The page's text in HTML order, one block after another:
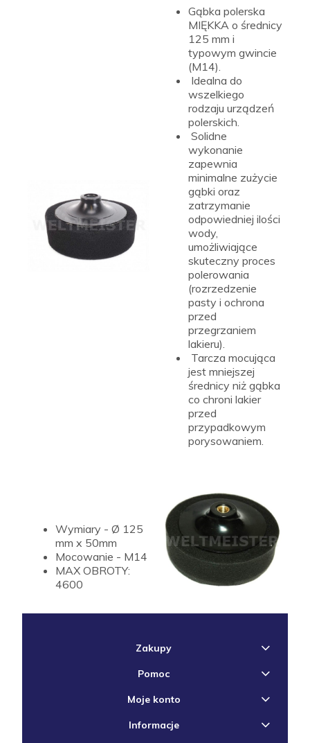
Gąbka polerska
MIĘKKA o średnicy
125 mm i
typowym gwincie
(M14).
Idealna do
wszelkiego
rodzaju urządzeń
polerskich.
Solidne
wykonanie
zapewnia
minimalne zużycie
gąbki oraz
zatrzymanie
odpowiedniej ilości
wody,
umożliwiające
skuteczny proces
polerowania
(rozrzedzenie
pasty i ochrona
przed
przegrzaniem
lakieru).
Tarcza mocująca
jest mniejszej
średnicy niż gąbka
co chroni lakier
przed
przypadkowym
porysowaniem.
Wymiary - Ø 125
mm x 50mm
Mocowanie - M14
MAX OBROTY:
4600
Zakupy
Pomoc
Moje konto
Informacje